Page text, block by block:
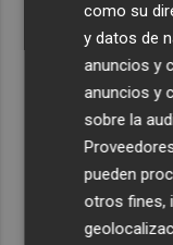
Recibe
Plaza
como su
y datos de
anuncios y
anuncios y
sobre la
pueden
otros fines,